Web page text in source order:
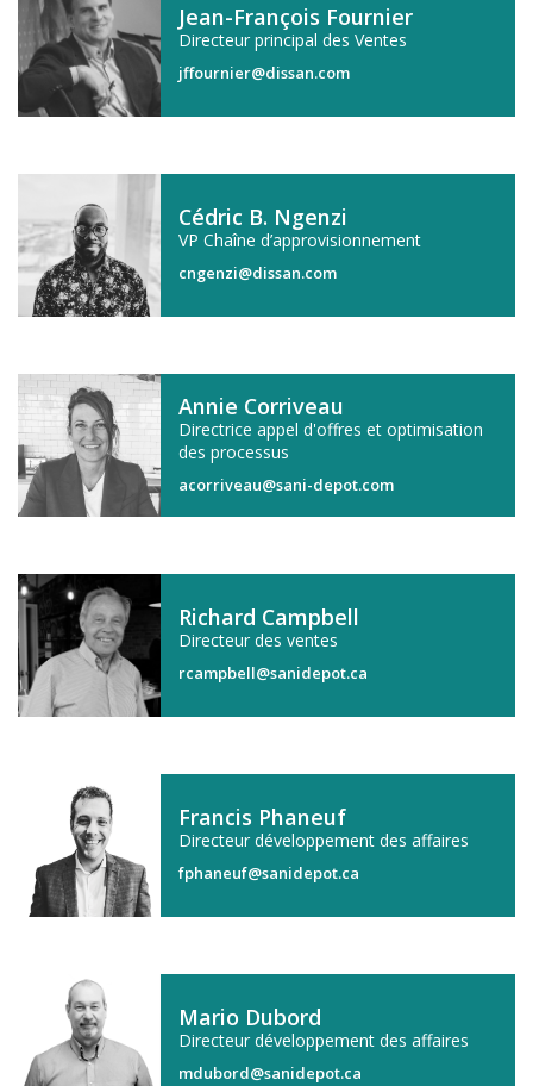
Jean-François Fournier
Directeur principal des Ventes
jffournier@dissan.com
Cédric B. Ngenzi
VP Chaîne d’approvisionnement
cngenzi@dissan.com
Annie Corriveau
Directrice appel d'offres et optimisation
des processus
acorriveau@sani-depot.com
Richard Campbell
Directeur des ventes
rcampbell@sanidepot.ca
Francis Phaneuf
Directeur développement des affaires
fphaneuf@sanidepot.ca
Mario Dubord
Directeur développement des affaires
mdubord@sanidepot.ca